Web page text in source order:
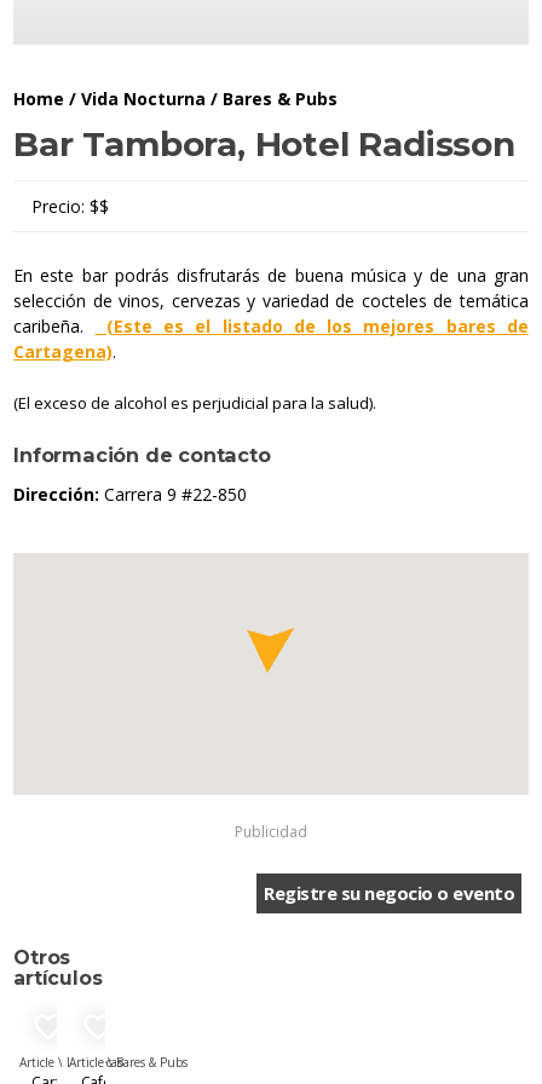
Home /Vida Nocturna / Bares & Pubs
Bar Tambora, Hotel Radisson
Precio:$$
En este bar podrás disfrutarás de buena música y de una gran
selección de vinos, cervezas y variedad de cocteles de temática
caribeña.
(Este es el listado de los mejores bares de
Cartagena).
(El exceso de alcohol es perjudicial para la salud).
Información de contacto
Dirección:Carrera 9 #22-850
Publicidad
Registre su negocio o evento
Otros
artículos
Article \ Discotecas
Article \ Bares & Pubs